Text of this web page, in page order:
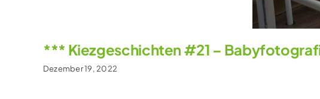
*** Kiezgeschichten #21 –
Dezember 19, 2022